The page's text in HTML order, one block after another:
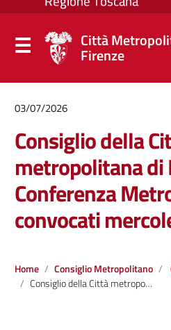
Città
Firenze
03/07/2026
Consiglio della
metropolitana di
Conferenza
convocati
Home Consiglio Metropolitano
Consiglio della Città metropolitana di Firenze e Conferenza Metropolitana convocati mercoledì 8 luglio